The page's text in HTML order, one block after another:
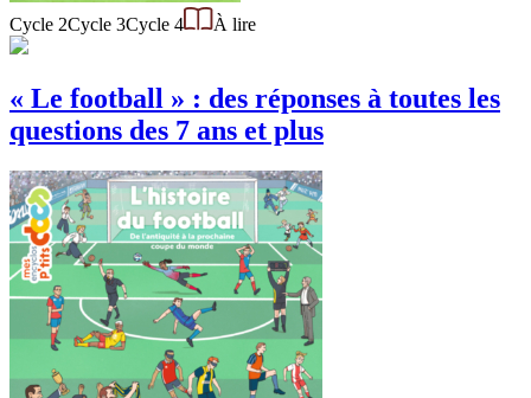
Cycle 2Cycle 3Cycle 4 À lire
« Le football » : des réponses à toutes les
questions des 7 ans et plus